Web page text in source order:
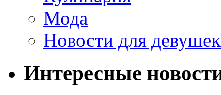
Мода
Новости для девушек
Интересные